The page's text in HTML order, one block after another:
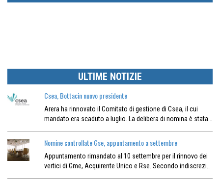
ULTIME NOTIZIE
Csea, Bottacin nuovo presidente
Arera ha rinnovato il Comitato di gestione di Csea, il cui
mandato era scaduto a luglio. La delibera di nomina è stata…
Nomine controllate Gse, appuntamento a settembre
Appuntamento rimandato al 10 settembre per il rinnovo dei
vertici di Gme, Acquirente Unico e Rse. Secondo indiscrezi…